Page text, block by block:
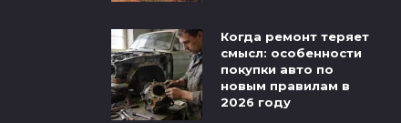
Когда ремонт теряет
смысл: особенности
покупки авто по
новым правилам в
2026 году